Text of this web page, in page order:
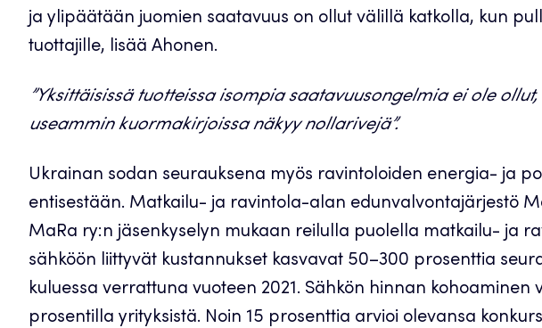
ja ylipäätään juomien saatavuus on ollut välillä katkolla, kun
tuottajille, lisää Ahonen.
”Yksittäisissä tuotteissa isompia saatavuusongelmia ei ole
useammin kuormakirjoissa näkyy nollarivejä”.
Ukrainan sodan seurauksena myös ravintoloiden energia- ja
entisestään. Matkailu- ja ravintola-alan edunvalvontajärjestö
MaRa ry:n jäsenkyselyn mukaan reilulla puolella matkailu- ja
sähköön liittyvät kustannukset kasvavat 50–300 prosenttia
kuluessa verrattuna vuoteen 2021. Sähkön hinnan
prosentilla yrityksistä. Noin 15 prosenttia arvioi olevansa